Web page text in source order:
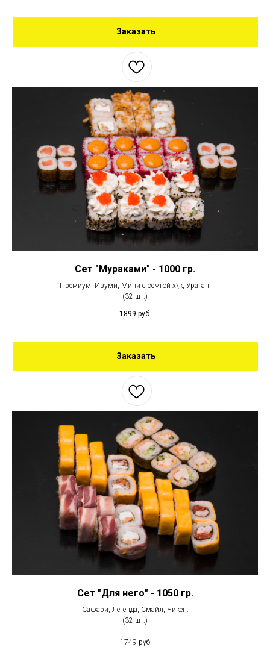
Заказать
Сет "Мураками" - 1000 гр.
Премиум, Изуми, Мини с семгой х\к, Ураган.
(32 шт.)
1899 руб.
Заказать
Сет "Для него" - 1050 гр.
Сафари, Легенда, Смайл, Чикен.
(32 шт.)
1749 руб